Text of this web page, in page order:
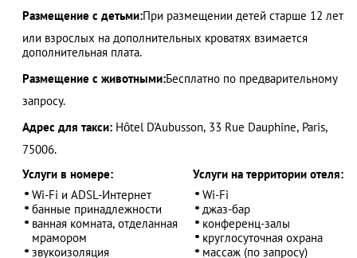
Размещение с детьми:При размещении детей старше 12 лет
или взрослых на дополнительных кроватях взимается
дополнительная плата.
Размещение с животными:Бесплатно по предварительному
запросу.
Адрес для такси: Hôtel D'Aubusson, 33 Rue Dauphine, Paris,
75006.
Услуги в номере:
Wi-Fi и ADSL-Интернет
банные принадлежности
ванная комната, отделанная
мрамором
звукоизоляция
Услуги на территории отеля:
Wi-Fi
джаз-бар
конференц-залы
круглосуточная охрана
массаж (по запросу)